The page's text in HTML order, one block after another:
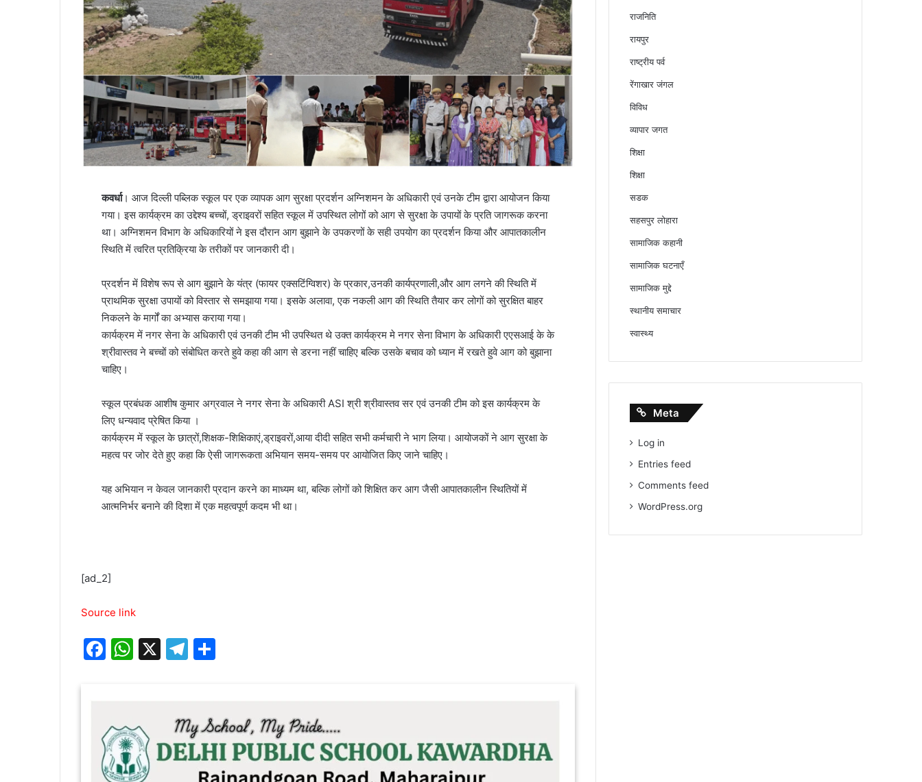
कवर्धा। आज दिल्ली पब्लिक स्कूल पर एक व्यापक आग सुरक्षा प्रदर्शन अग्निशमन के अधिकारी एवं उनके टीम द्वारा आयोजन किया
गया। इस कार्यक्रम का उद्देश्य बच्चों, ड्राइवरों सहित स्कूल में उपस्थित लोगों को आग से सुरक्षा के उपायों के प्रति जागरूक करना
था। अग्निशमन विभाग के अधिकारियों ने इस दौरान आग बुझाने के उपकरणों के सही उपयोग का प्रदर्शन किया और आपातकालीन
स्थिति में त्वरित प्रतिक्रिया के तरीकों पर जानकारी दी।
प्रदर्शन में विशेष रूप से आग बुझाने के यंत्र (फायर एक्सटिंग्विशर) के प्रकार,उनकी कार्यप्रणाली,और आग लगने की स्थिति में
प्राथमिक सुरक्षा उपायों को विस्तार से समझाया गया। इसके अलावा, एक नकली आग की स्थिति तैयार कर लोगों को सुरक्षित बाहर
निकलने के मार्गों का अभ्यास कराया गया।
कार्यक्रम में नगर सेना के अधिकारी एवं उनकी टीम भी उपस्थित थे उक्त कार्यक्रम मे नगर सेना विभाग के अधिकारी एएसआई के के
श्रीवास्तव ने बच्चों को संबोधित करते हुवे कहा की आग से डरना नहीं चाहिए बल्कि उसके बचाव को ध्यान में रखते हुवे आग को बुझाना
चाहिए।
स्कूल प्रबंधक आशीष कुमार अग्रवाल ने नगर सेना के अधिकारी ASI श्री श्रीवास्तव सर एवं उनकी टीम को इस कार्यक्रम के
लिए धन्यवाद प्रेषित किया ।
कार्यक्रम में स्कूल के छात्रों,शिक्षक-शिक्षिकाएं,ड्राइवरों,आया दीदी सहित सभी कर्मचारी ने भाग लिया। आयोजकों ने आग सुरक्षा के
महत्व पर जोर देते हुए कहा कि ऐसी जागरूकता अभियान समय-समय पर आयोजित किए जाने चाहिए।
यह अभियान न केवल जानकारी प्रदान करने का माध्यम था, बल्कि लोगों को शिक्षित कर आग जैसी आपातकालीन स्थितियों में
आत्मनिर्भर बनाने की दिशा में एक महत्वपूर्ण कदम भी था।
[ad_2]
Source link
F
b
o
W
A
p
X
T
gr
a
m
e
राजनिति
रायपुर
राष्ट्रीय पर्व
रेंगाखार जंगल
विविध
व्यापार जगत
शिक्षा
शिक्षा
सडक
सहसपुर लोहारा
सामाजिक कहानी
सामाजिक घटनाएँ
सामाजिक मुद्दे
स्थानीय समाचार
स्वास्थ्य
Meta
Log in
Entries feed
Comments feed
WordPress.org